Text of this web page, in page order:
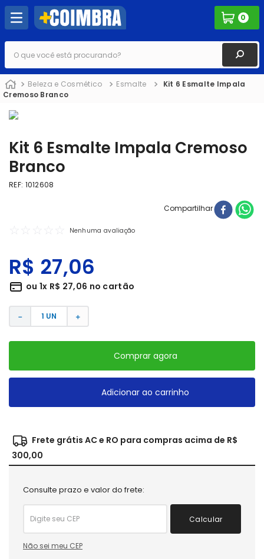
0
O que você está procurando?
Beleza e Cosmético Esmalte
Kit 6 Esmalte Impala
Cremoso Branco
Kit 6 Esmalte Impala Cremoso
Branco
REF: 1012608
Compartilhar
☆ ☆ ☆ ☆ ☆ Nenhuma avaliação
R$ 27,06
ou 1x R$ 27,06 no cartão
＋
－
Comprar agora
Adicionar ao carrinho
Frete grátis AC e RO para compras acima de R$
300,00
Consulte prazo e valor do frete:
Calcular
Não sei meu CEP